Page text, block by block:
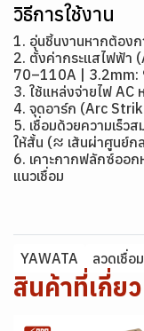
วิธีการใช้งาน
1. อุ่นชิ้นงานหากต้อง
2. ตั้งค่ากระแสไฟฟ้า
70–110A |
3. ใช้แหล่งจ่ายไฟ AC
4. จุดอาร์ก (Arc
5. เชื่อมด้วยความเร็ว
ให้สั้น (≈ เส้นผ่าศูนย์ก
6. เคาะกากฟลักซ์ออ
แนวเชื่อม
YAWATA ลวดเชื่อ
สินค้าที่เกี่ย